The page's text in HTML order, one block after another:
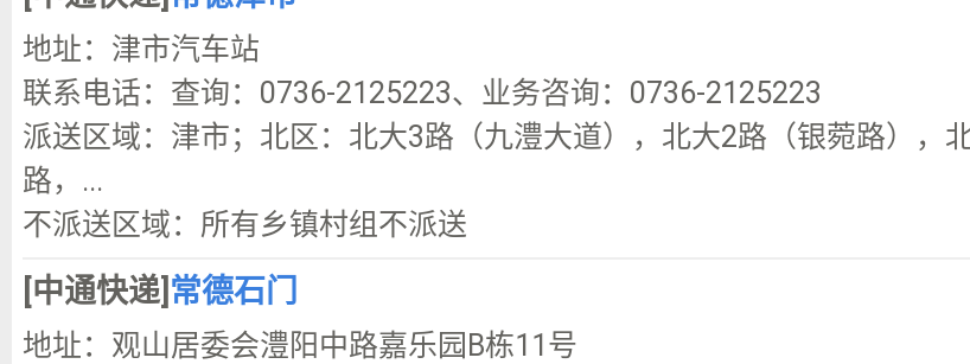
地址：津市汽车站
联系电话：查询：0736-2125223、业务咨询：0736-2125223
派送区域：津市；北区：北大3路（九澧大道），北大2路（银菀路），
路，...
不派送区域：所有乡镇村组不派送
[中通快递] 常德石门
地址：观山居委会澧阳中路嘉乐园B栋11号